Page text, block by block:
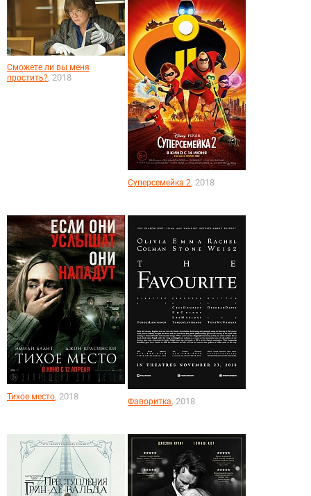
Сможете ли вы меня
простить?, 2018
Суперсемейка 2, 2018
Тихое место, 2018 Фаворитка, 2018